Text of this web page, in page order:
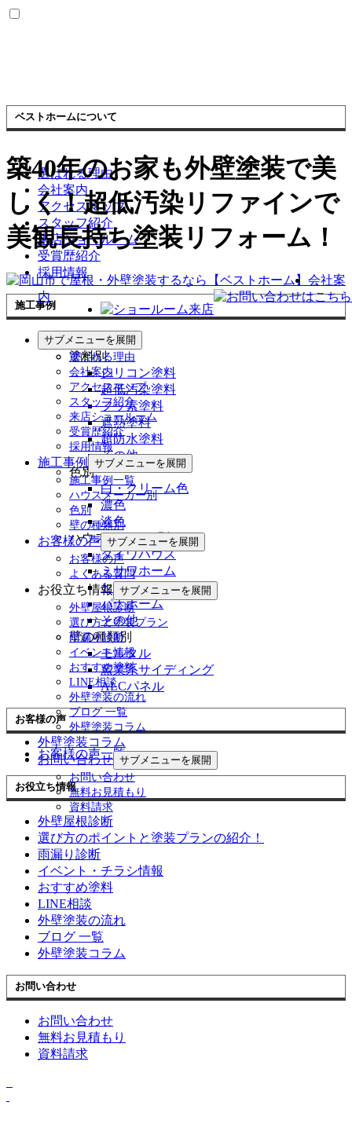
築40年のお家も外壁塗装で美
しく！超低汚染リファインで
美観長持ち塗装リフォーム！
会社案
内
サブメニューを展開
選ばれる理由
会社案内
アクセスマップ
スタッフ紹介
来店ショールーム
受賞歴紹介
採用情報
施工事例
サブメニューを展開
施工事例一覧
ハウスメーカー別
色別
壁の種類別
お客様の声 サブメニューを展開
お客様の声
よくある質問
お役立ち情報 サブメニューを展開
外壁屋根診断
選び方と塗装プラン
雨漏り診断
イベント情報
おすすめ塗料
LINE相談
外壁塗装の流れ
ブログ 一覧
外壁塗装コラム
外壁塗装コラム
お問い合わせ サブメニューを展開
お問い合わせ
無料お見積もり
資料請求
ベストホームについて
選ばれる理由
会社案内
アクセスマップ
スタッフ紹介
来店ショールーム
受賞歴紹介
採用情報
施工事例
施工事例一覧
塗料別
シリコン塗料
超低汚染塗料
フッ素塗料
遮熱塗料
超防水塗料
その他
色別
白・クリーム色
濃色
淡色
ハウスメーカー別
ダイワハウス
ミサワホーム
セキスイハウス
パナホーム
その他
壁の種類別
モルタル
窯業系サイディング
ALCパネル
お客様の声
お客様の声一覧
お役立ち情報
外壁屋根診断
選び方のポイントと塗装プランの紹介！
雨漏り診断
イベント・チラシ情報
おすすめ塗料
LINE相談
外壁塗装の流れ
ブログ 一覧
外壁塗装コラム
お問い合わせ
お問い合わせ
無料お見積もり
資料請求